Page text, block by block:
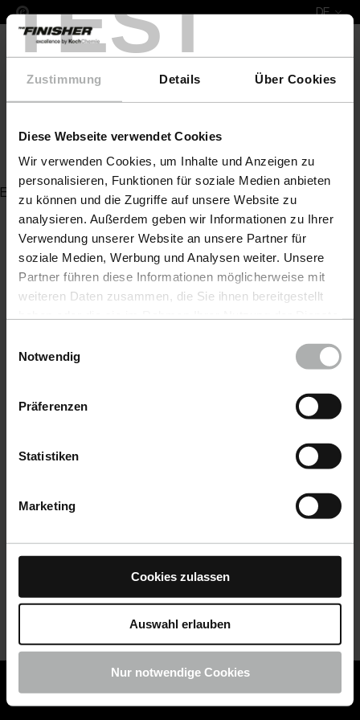
TEST
Zustimmung Details Über Cookies
Diese Webseite verwendet Cookies
Wir verwenden Cookies, um Inhalte und Anzeigen zu
personalisieren, Funktionen für soziale Medien anbieten
zu können und die Zugriffe auf unsere Website zu
analysieren. Außerdem geben wir Informationen zu Ihrer
Verwendung unserer Website an unsere Partner für
soziale Medien, Werbung und Analysen weiter. Unsere
Partner führen diese Informationen möglicherweise mit
weiteren Daten zusammen, die Sie ihnen bereitgestellt
Einstellungen zu den Cookies finden Sie unter
Notwendig
Präferenzen
Statistiken
Marketing
Cookies zulassen
Auswahl erlauben
Nur notwendige Cookies
DE
COLOURLOCK ist jetzt Teil von KochChemie -
COLOURLOCK Produkte shoppen
Pad weiß für Padhalter
Es wurde kein Artikel zu Ihrer Anfrage gefunden